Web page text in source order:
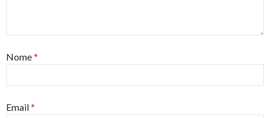
Nome*
Email*